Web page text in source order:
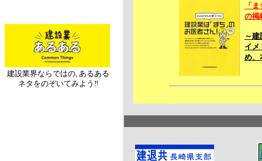
建設業界ならではの, あるある
ネタをのぞいてみよう‼
「
の掲
～
イメ
め、